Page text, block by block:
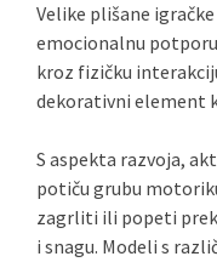
Velike plišane
emocionalnu
kroz fizičku
dekorativni element
S aspekta razvoja,
potiču grubu
zagrliti ili popeti
i snagu. Modeli s